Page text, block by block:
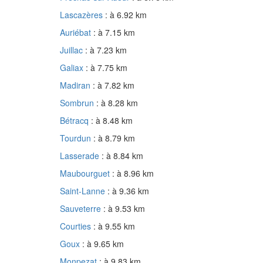
Lascazères : à 6.92 km
Auriébat : à 7.15 km
Juillac : à 7.23 km
Galiax : à 7.75 km
Madiran : à 7.82 km
Sombrun : à 8.28 km
Bétracq : à 8.48 km
Tourdun : à 8.79 km
Lasserade : à 8.84 km
Maubourguet : à 8.96 km
Saint-Lanne : à 9.36 km
Sauveterre : à 9.53 km
Courties : à 9.55 km
Goux : à 9.65 km